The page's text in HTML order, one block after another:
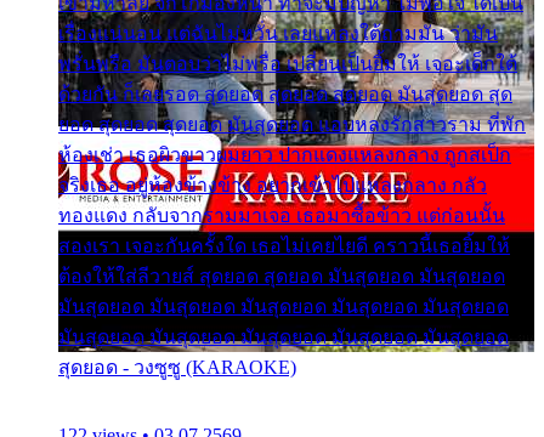
เรื่องแน่นอน แต่ฉันไม่หวั่น เลยแหลงใต้ถามมัน ว่ามัน
พรั่นพรือ มันตอบว่าไม่พรื่อ เปลี่ยนเป็นยิ้มให้ เจอะเด็กใต้
ด้วยกัน ก็เลยรอด สุดยอด สุดยอด สุดยอด มันสุดยอด สุด
ยอด สุดยอด สุดยอด มันสุดยอด แอบหลงรักสาวราม ที่พัก
ห้องเช่า เธอผิวขาวผมยาว ปากแดงแหลงกลาง ถูกสเป็ก
จริงเธอ อยู่ห้องข้างข้าง อยากเข้าไปแหลงกลาง กลัว
ทองแดง กลับจากรามมาเจอ เธอมาซื้อข้าว แต่ก่อนนั้น
สองเรา เจอะกันครั้งใด เธอไม่เคยไยดี คราวนี้เธอยิ้มให้
ต้องให้ใส่ลีวายส์ สุดยอด สุดยอด มันสุดยอด มันสุดยอด
มันสุดยอด มันสุดยอด มันสุดยอด มันสุดยอด มันสุดยอด
มันสุดยอด มันสุดยอด มันสุดยอด มันสุดยอด มันสุดยอด
สุดยอด - วงซูซู (KARAOKE)